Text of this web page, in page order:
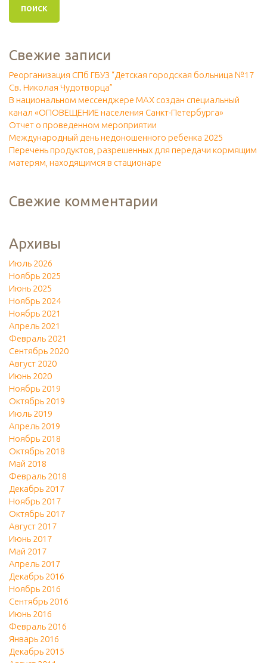
Свежие записи
Реорганизация СПб ГБУЗ “Детская городская больница №17
Св. Николая Чудотворца”
В национальном мессенджере МАХ создан специальный
канал «ОПОВЕЩЕНИЕ населения Санкт-Петербурга»
Отчет о проведенном мероприятии
Международный день недоношенного ребенка 2025
Перечень продуктов, разрешенных для передачи кормящим
матерям, находящимся в стационаре
Свежие комментарии
Архивы
Июль 2026
Ноябрь 2025
Июнь 2025
Ноябрь 2024
Ноябрь 2021
Апрель 2021
Февраль 2021
Сентябрь 2020
Август 2020
Июнь 2020
Ноябрь 2019
Октябрь 2019
Июль 2019
Апрель 2019
Ноябрь 2018
Октябрь 2018
Май 2018
Февраль 2018
Декабрь 2017
Ноябрь 2017
Октябрь 2017
Август 2017
Июнь 2017
Май 2017
Апрель 2017
Декабрь 2016
Ноябрь 2016
Сентябрь 2016
Июнь 2016
Февраль 2016
Январь 2016
Декабрь 2015